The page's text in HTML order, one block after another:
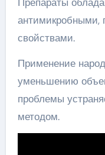
антимикробными,
свойствами.
Применение
уменьшению
проблемы
методом.